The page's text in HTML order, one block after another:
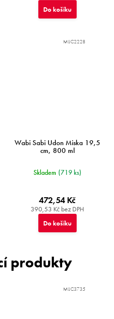
Do košíku
Wabi Sabi Udon Miska 19,5
cm, 800 ml
Skladem (719 ks)
390,53 Kč bez DPH
472,54 Kč
Do košíku
MIJC2228
produkty
MIJC3735